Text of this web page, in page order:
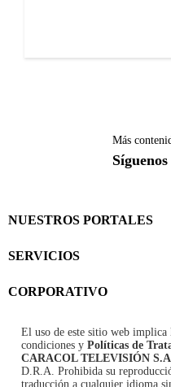
Más
NUESTROS PORTALES
SERVICIOS
CORPORATIVO
El uso de este sitio web implica
condiciones y Políticas de
CARACOL TELEVISIÓN
D.R.A. Prohibida su
traducción a cualquier idioma